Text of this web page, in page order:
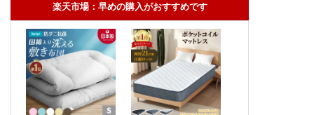
楽天市場：早めの購入がおすすめです